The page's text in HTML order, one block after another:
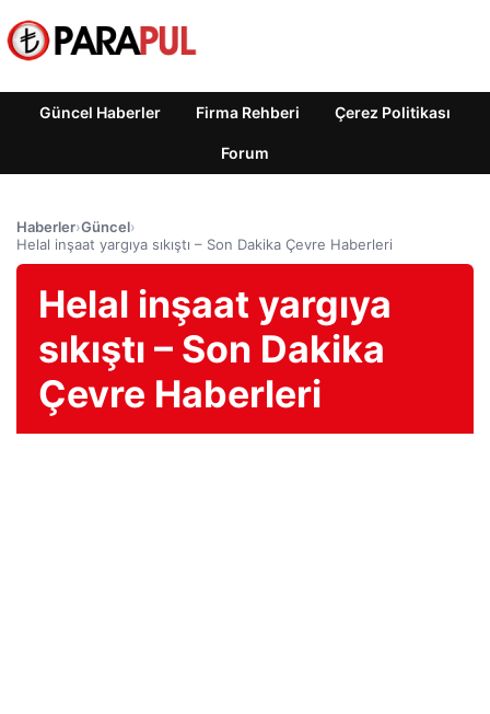
Güncel Haberler Firma Rehberi Çerez Politikası
Forum
Haberler›Güncel›
Helal inşaat yargıya sıkıştı – Son Dakika Çevre Haberleri
Helal inşaat yargıya
sıkıştı – Son Dakika
Çevre Haberleri